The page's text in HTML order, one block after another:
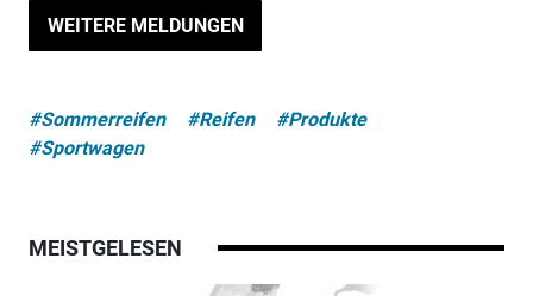
WEITERE MELDUNGEN
#Sommerreifen #Reifen
#Produkte
#Sportwagen
MEISTGELESEN